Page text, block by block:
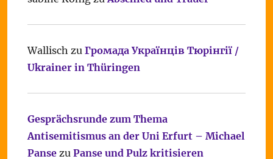
Wallisch zu Громада Українців Тюрінгії /
Ukrainer in Thüringen
Gesprächsrunde zum Thema
Antisemitismus an der Uni Erfurt – Michael
Pansezu Panse und Pulz kritisieren